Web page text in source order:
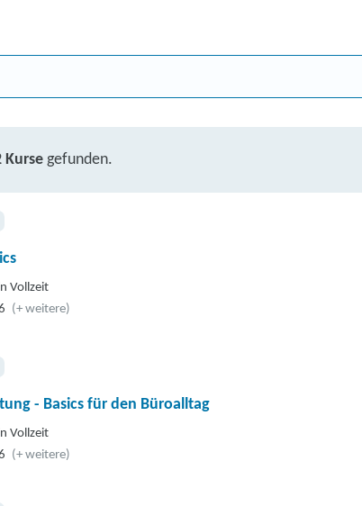
Kurse gefunden.
Vollzeit
(+ weitere)
- Basics für den Büroalltag
Vollzeit
(+ weitere)